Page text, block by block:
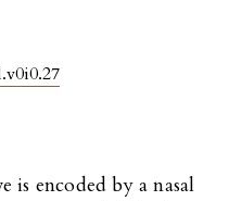
is encoded by a nasal